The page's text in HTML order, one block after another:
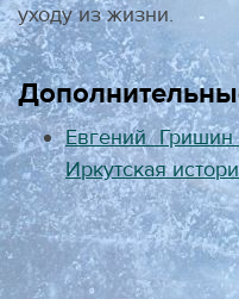
уходу из жизни.
Евгений
Иркутская